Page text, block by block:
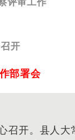
开
部署会
开。县人大